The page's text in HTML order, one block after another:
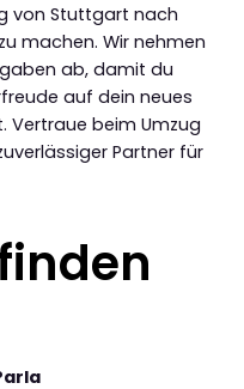
von Stuttgart nach
machen. Wir nehmen
ab, damit du
auf dein neues
Vertraue beim Umzug
Partner für